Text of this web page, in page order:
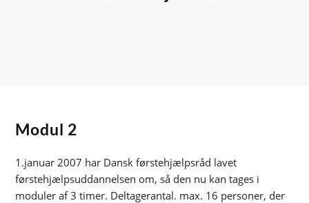
Modul 2
1.januar 2007 har Dansk førstehjælpsråd lavet
førstehjælpsuddannelsen om, så den nu kan tages i
moduler af 3 timer. Deltagerantal. max. 16 personer, der